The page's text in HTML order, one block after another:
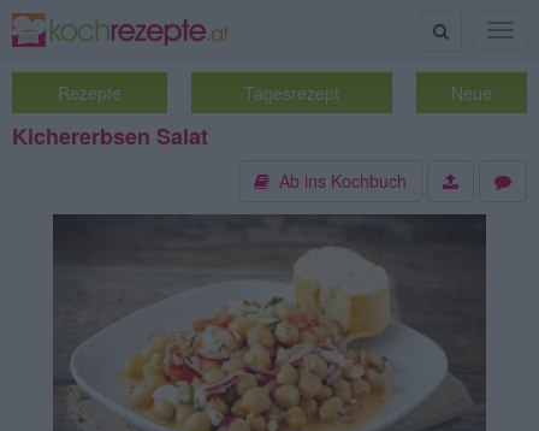
Suche
Rezepte Tagesrezept Neue
Kichererbsen Salat
Ab ins Kochbuch